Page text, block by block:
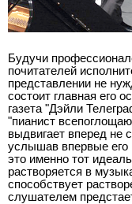
Будучи
почитателей
представлении не
состоит главная его
газета "Дэйли
"пианист
выдвигает вперед не
услышав впервые его
это именно тот
растворяется в
способствует
слушателем